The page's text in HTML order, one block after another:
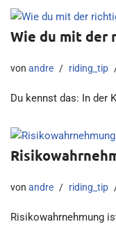
Wie du mit der
von andre riding_tip
Du kennst das: In der
von andre riding_tip
Risikowahrnehmung